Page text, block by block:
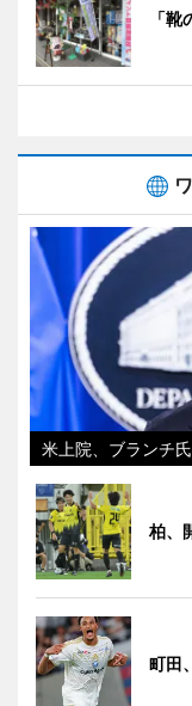
「
米上院、ブランチ
柏、
町田